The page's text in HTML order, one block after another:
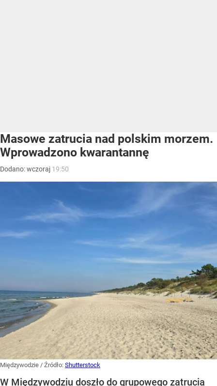
Masowe zatrucia nad polskim morzem.
Wprowadzono kwarantannę
Dodano:wczoraj 19:50
Międzywodzie / Źródło: Shutterstock
W Międzywodziu doszło do grupowego zatrucia